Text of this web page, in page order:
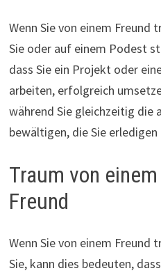
Wenn Sie von einem Freund
Sie oder auf einem Podest
dass Sie ein Projekt oder
arbeiten, erfolgreich
während Sie gleichzeitig die
bewältigen, die Sie erledigen
Traum von
Freund
Wenn Sie von einem Freund
Sie, kann dies bedeuten,